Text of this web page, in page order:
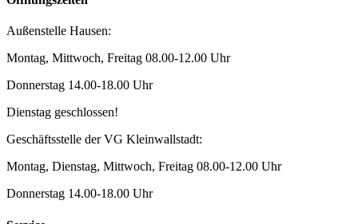
Außenstelle Hausen:
Montag, Mittwoch, Freitag 08.00-12.00 Uhr
Donnerstag 14.00-18.00 Uhr
Dienstag geschlossen!
Geschäftsstelle der VG Kleinwallstadt:
Montag, Dienstag, Mittwoch, Freitag 08.00-12.00 Uhr
Donnerstag 14.00-18.00 Uhr